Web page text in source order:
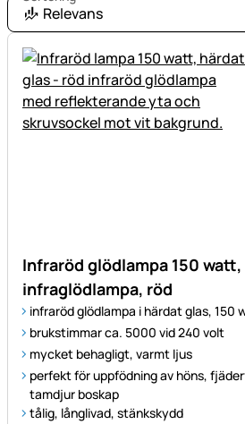
Relevans
Infraröd glödlampa 150
infraglödlampa, röd
infraröd glödlampa i härdat glas, 150
brukstimmar ca. 5000 vid 240 volt
mycket behagligt, varmt ljus
perfekt för uppfödning av höns,
tamdjur boskap
tålig, långlivad, stänkskydd